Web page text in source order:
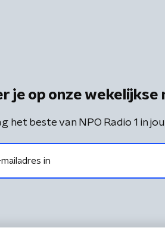
je op onze
het beste van NPO Radio 1 in